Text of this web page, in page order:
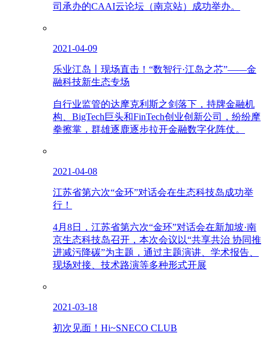
司承办的CAAI云论坛（南京站）成功举办。
2021-04-09
乐业江岛丨现场直击！“数智行·江岛之芯”——金
融科技新生态专场
自行业监管的达摩克利斯之剑落下，持牌金融机
构、BigTech巨头和FinTech创业创新公司，纷纷摩
拳擦掌，群雄逐鹿逐步拉开金融数字化阵仗。
2021-04-08
江苏省第六次“金环”对话会在生态科技岛成功举
行！
4月8日，江苏省第六次“金环”对话会在新加坡·南
京生态科技岛召开，本次会议以“共享共治 协同推
进减污降碳”为主题，通过主题演讲、学术报告、
现场对接、技术路演等多种形式开展
2021-03-18
初次见面！Hi~SNECO CLUB